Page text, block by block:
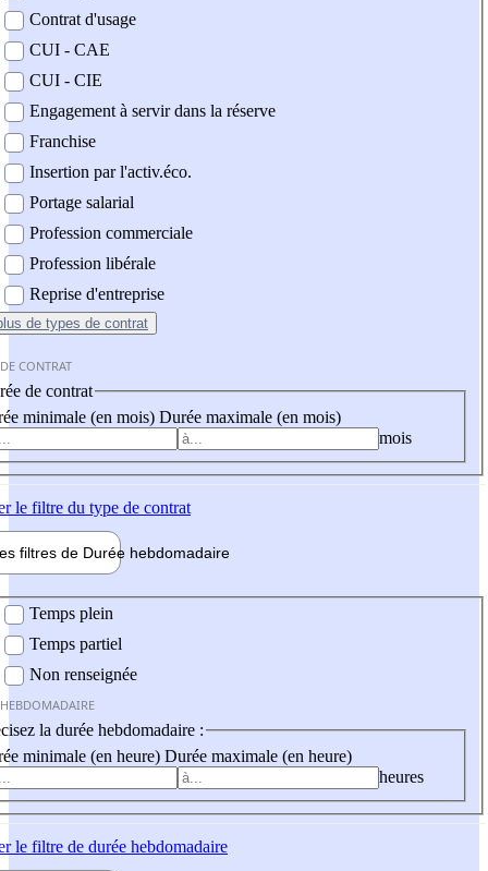
Contrat d'usage
CUI - CAE
CUI - CIE
Engagement à servir dans la réserve
Franchise
Insertion par l'activ.éco.
Portage salarial
Profession commerciale
Profession libérale
Reprise d'entreprise
de types de contrat
CONTRAT
de contrat
minimale (en mois) Durée maximale (en mois)
mois
le filtre du type de contrat
filtres de Durée hebdomadaire
Temps plein
Temps partiel
Non renseignée
la durée hebdomadaire :
minimale (en heure) Durée maximale (en heure)
heures
le filtre de durée hebdomadaire